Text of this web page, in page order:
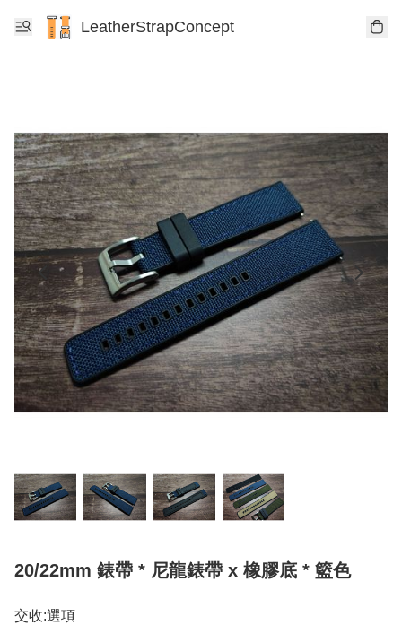
LeatherStrapConcept
20/22mm 錶帶 * 尼龍錶帶 x 橡膠底 * 籃色
交收:選項